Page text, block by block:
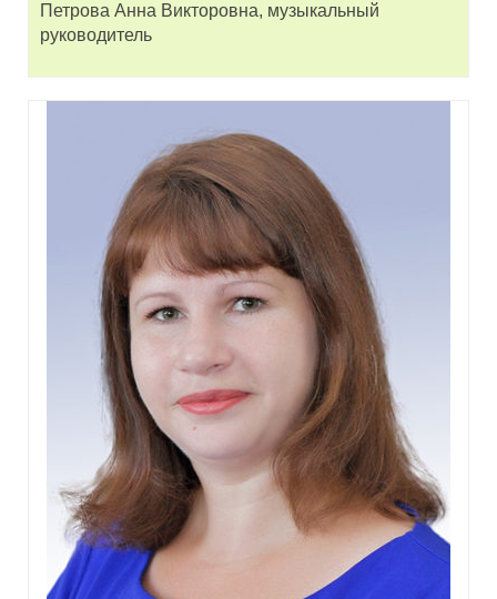
Петрова Анна Викторовна, музыкальный
руководитель